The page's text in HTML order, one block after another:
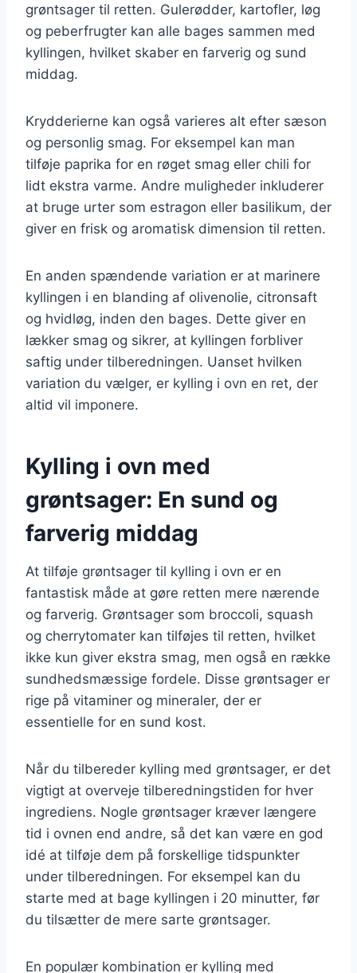
grøntsager til retten. Gulerødder, kartofler, løg
og peberfrugter kan alle bages sammen med
kyllingen, hvilket skaber en farverig og sund
middag.
Krydderierne kan også varieres alt efter sæson
og personlig smag. For eksempel kan man
tilføje paprika for en røget smag eller chili for
lidt ekstra varme. Andre muligheder inkluderer
at bruge urter som estragon eller basilikum, der
giver en frisk og aromatisk dimension til retten.
En anden spændende variation er at marinere
kyllingen i en blanding af olivenolie, citronsaft
og hvidløg, inden den bages. Dette giver en
lækker smag og sikrer, at kyllingen forbliver
saftig under tilberedningen. Uanset hvilken
variation du vælger, er kylling i ovn en ret, der
altid vil imponere.
Kylling i ovn med
grøntsager: En sund og
farverig middag
At tilføje grøntsager til kylling i ovn er en
fantastisk måde at gøre retten mere nærende
og farverig. Grøntsager som broccoli, squash
og cherrytomater kan tilføjes til retten, hvilket
ikke kun giver ekstra smag, men også en række
sundhedsmæssige fordele. Disse grøntsager er
rige på vitaminer og mineraler, der er
essentielle for en sund kost.
Når du tilbereder kylling med grøntsager, er det
vigtigt at overveje tilberedningstiden for hver
ingrediens. Nogle grøntsager kræver længere
tid i ovnen end andre, så det kan være en god
idé at tilføje dem på forskellige tidspunkter
under tilberedningen. For eksempel kan du
starte med at bage kyllingen i 20 minutter, før
du tilsætter de mere sarte grøntsager.
En populær kombination er kylling med